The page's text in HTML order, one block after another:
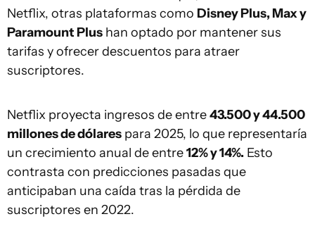
Netflix, otras plataformas como Disney Plus, Max y
Paramount Plus han optado por mantener sus
tarifas y ofrecer descuentos para atraer
suscriptores.
Netflix proyecta ingresos de entre43.500 y 44.500
millones de dólares para 2025, lo que representaría
un crecimiento anual de entre12% y 14%. Esto
contrasta con predicciones pasadas que
anticipaban una caída tras la pérdida de
suscriptores en 2022.